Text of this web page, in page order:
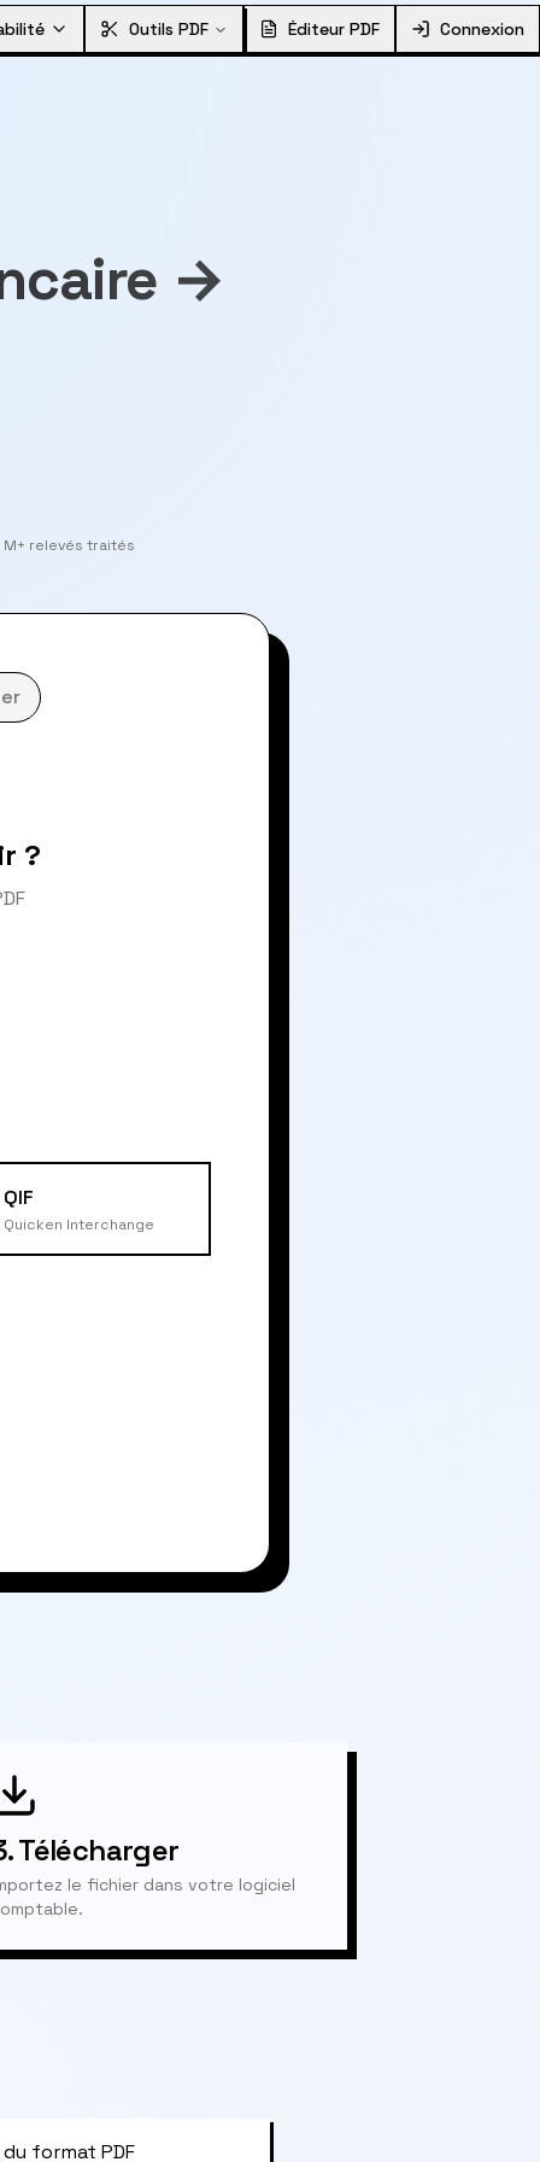
Outils PDF Éditeur PDF Connexion
→
M+ relevés traités
?
QIF
Quicken Interchange
Télécharger
le fichier dans votre logiciel
format PDF